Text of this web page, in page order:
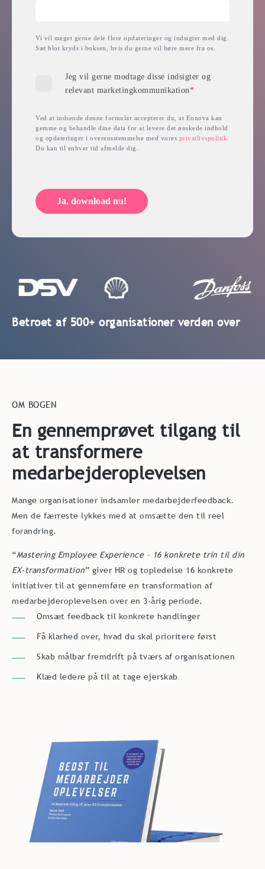
Vi vil meget gerne dele flere opdateringer og indsigter med dig.
Sæt blot kryds i boksen, hvis du gerne vil høre mere fra os.
Jeg vil gerne modtage disse indsigter og
relevant marketingkommunikation*
Ved at indsende denne formular accepterer du, at Ennova kan
gemme og behandle dine data for at levere det ønskede indhold
og opdateringer i overensstemmelse med vores privatlivspolitik
Du kan til enhver tid afmelde dig.
Ja, download nu!
Betroet af 500+ organisationer verden over
OM BOGEN
En gennemprøvet tilgang til
at transformere
medarbejderoplevelsen
Mange organisationer indsamler medarbejderfeedback.
Men de færreste lykkes med at omsætte den til reel
forandring.
“Mastering Employee Experience – 16 konkrete trin til din
EX-transformation” giver HR og topledelse 16 konkrete
initiativer til at gennemføre en transformation af
medarbejderoplevelsen over en 3-årig periode.
Omsæt feedback til konkrete handlinger
Få klarhed over, hvad du skal prioritere først
Skab målbar fremdrift på tværs af organisationen
Klæd ledere på til at tage ejerskab